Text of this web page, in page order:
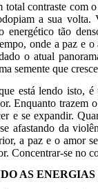
total contraste com
a sua volta.
energético tão
onde a paz e o
o atual
semente que
está lendo isto,
Enquanto trazem
e se expandir.
afastando da
a paz e o amor
Concentrar-se no
AS ENERGIAS